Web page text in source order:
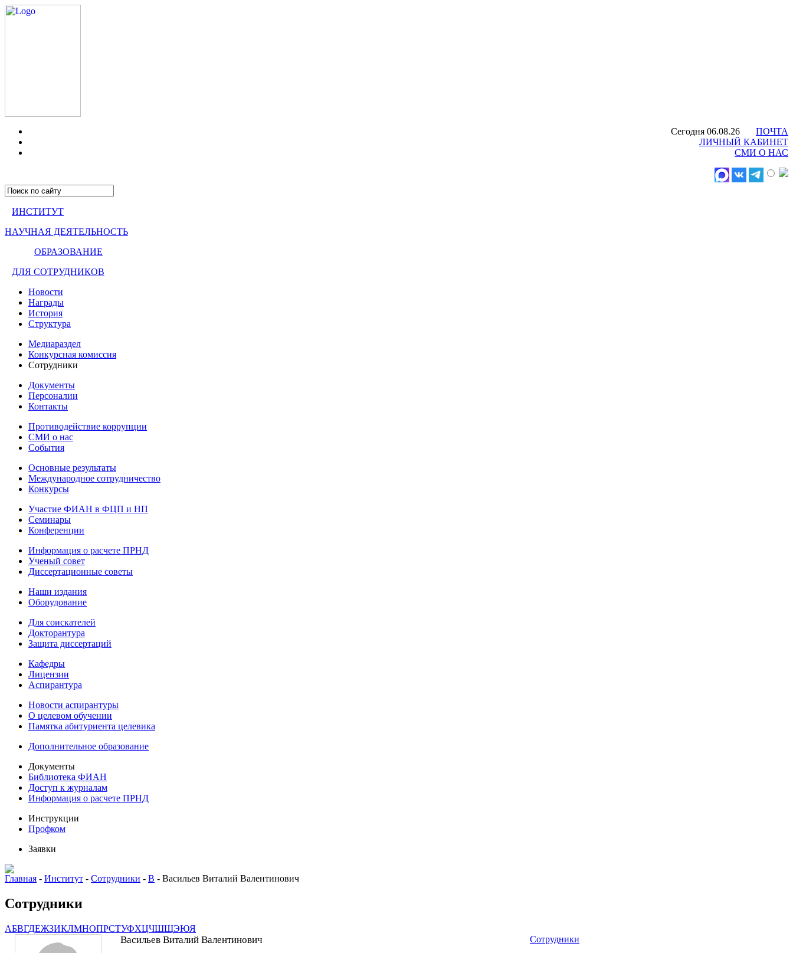
Сегодня 06.08.26
ПОЧТА
ЛИЧНЫЙ КАБИНЕТ
СМИ О НАС
ИНСТИТУТ
НАУЧНАЯ ДЕЯТЕЛЬНОСТЬ
ОБРАЗОВАНИЕ
ДЛЯ СОТРУДНИКОВ
Новости
Награды
История
Структура
Медиараздел
Конкурсная комиссия
Сотрудники
Документы
Персоналии
Контакты
Противодействие коррупции
СМИ о нас
События
Основные результаты
Международное сотрудничество
Конкурсы
Участие ФИАН в ФЦП и НП
Семинары
Конференции
Информация о расчете ПРНД
Ученый совет
Диссертационные советы
Наши издания
Оборудование
Для соискателей
Докторантура
Защита диссертаций
Кафедры
Лицензии
Аспирантура
Новости аспирантуры
О целевом обучении
Памятка абитуриента целевика
Дополнительное образование
Документы
Библиотека ФИАН
Доступ к журналам
Информация о расчете ПРНД
Инструкции
Профком
Заявки
Главная - Институт - Сотрудники - В - Васильев Виталий Валентинович
Сотрудники
АБВГДЕЖЗИКЛМНОПРСТУФХЦЧШЩЭЮЯ
Васильев Виталий Валентинович
Сотрудники